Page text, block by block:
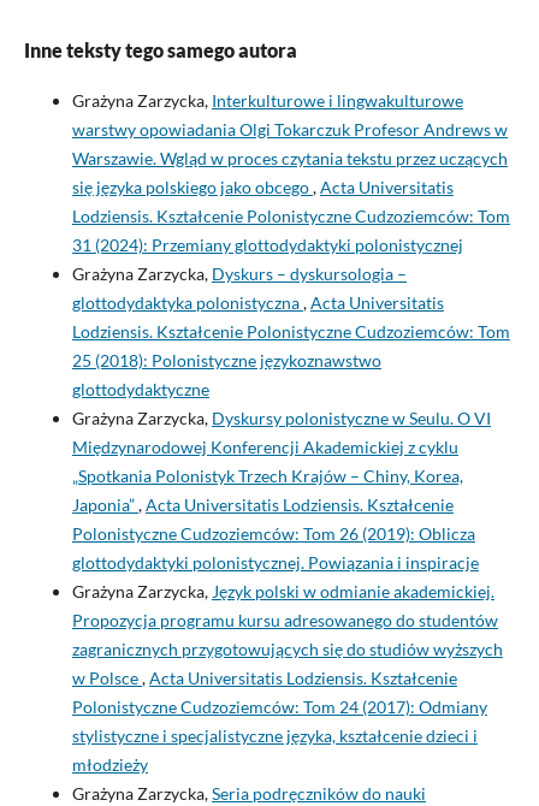
Inne teksty tego samego autora
Grażyna Zarzycka, Interkulturowe i lingwakulturowe
warstwy opowiadania Olgi Tokarczuk Profesor Andrews w
Warszawie. Wgląd w proces czytania tekstu przez uczących
się języka polskiego jako obcego,Acta Universitatis
Lodziensis. Kształcenie Polonistyczne Cudzoziemców: Tom
31 (2024): Przemiany glottodydaktyki polonistycznej
Grażyna Zarzycka, Dyskurs – dyskursologia –
glottodydaktyka polonistyczna,Acta Universitatis
Lodziensis. Kształcenie Polonistyczne Cudzoziemców: Tom
25 (2018): Polonistyczne językoznawstwo
glottodydaktyczne
Grażyna Zarzycka, Dyskursy polonistyczne w Seulu. O VI
Międzynarodowej Konferencji Akademickiej z cyklu
„Spotkania Polonistyk Trzech Krajów – Chiny, Korea,
Japonia”,Acta Universitatis Lodziensis. Kształcenie
Polonistyczne Cudzoziemców: Tom 26 (2019): Oblicza
glottodydaktyki polonistycznej. Powiązania i inspiracje
Grażyna Zarzycka, Język polski w odmianie akademickiej.
Propozycja programu kursu adresowanego do studentów
zagranicznych przygotowujących się do studiów wyższych
w Polsce,Acta Universitatis Lodziensis. Kształcenie
Polonistyczne Cudzoziemców: Tom 24 (2017): Odmiany
stylistyczne i specjalistyczne języka, kształcenie dzieci i
młodzieży
Grażyna Zarzycka,Seria podręczników do nauki